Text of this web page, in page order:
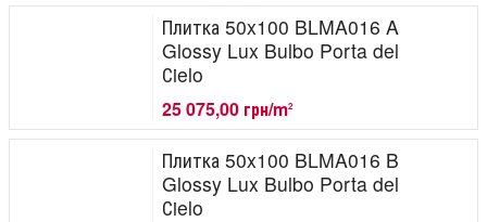
Плитка 50x100 BLMA016 A
Glossy Lux Bulbo Porta del
Сielo
25 075,00 грн/m2
Плитка 50x100 BLMA016 B
Glossy Lux Bulbo Porta del
Сielo